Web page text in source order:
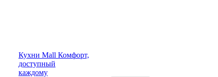
Кухни Mall Комфорт,
доступный
каждому